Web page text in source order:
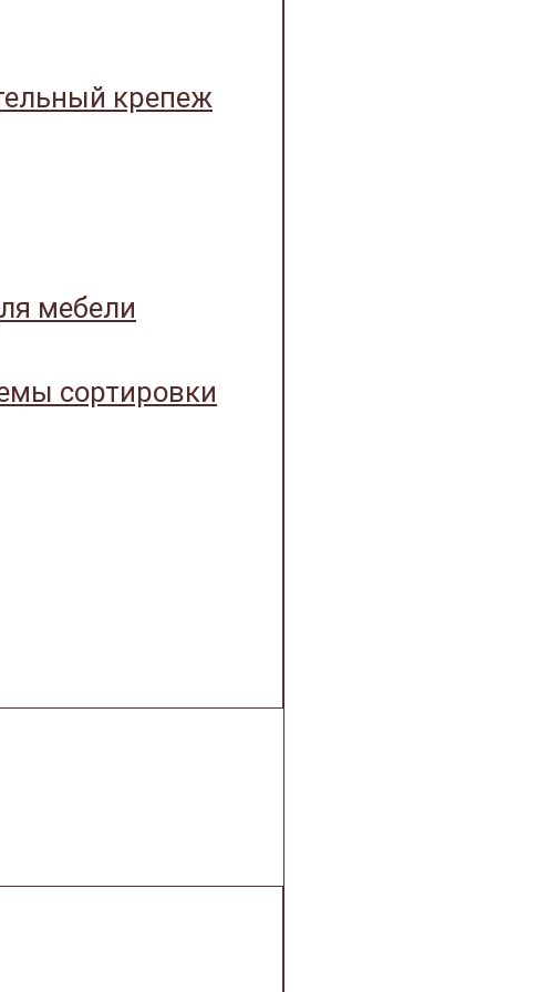
крепеж
мебели
сортировки